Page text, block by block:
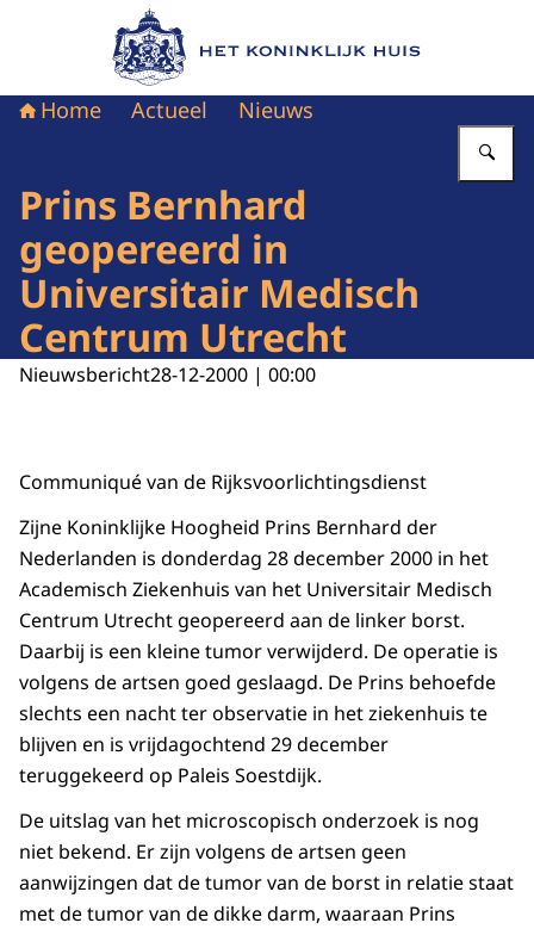
Naar de homepage van Het Koninklijk Huis
Home Actueel Nieuws
Prins Bernhard
geopereerd in
Universitair Medisch
Centrum Utrecht
Nieuwsbericht28-12-2000 | 00:00
Communiqué van de Rijksvoorlichtingsdienst
Zijne Koninklijke Hoogheid Prins Bernhard der
Nederlanden is donderdag 28 december 2000 in het
Academisch Ziekenhuis van het Universitair Medisch
Centrum Utrecht geopereerd aan de linker borst.
Daarbij is een kleine tumor verwijderd. De operatie is
volgens de artsen goed geslaagd. De Prins behoefde
slechts een nacht ter observatie in het ziekenhuis te
blijven en is vrijdagochtend 29 december
teruggekeerd op Paleis Soestdijk.
De uitslag van het microscopisch onderzoek is nog
niet bekend. Er zijn volgens de artsen geen
aanwijzingen dat de tumor van de borst in relatie staat
met de tumor van de dikke darm, waaraan Prins